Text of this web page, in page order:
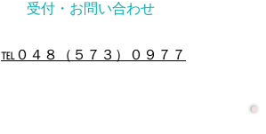
​受付・お問い合わせ
℡０４８（５７３）０９７７